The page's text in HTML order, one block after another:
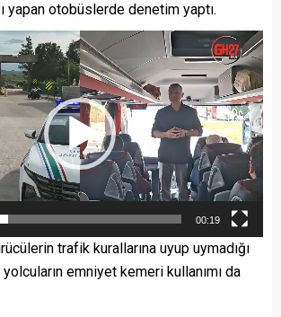
yapan otobüslerde denetim yaptı.
00:19
trafik kurallarına uyup uymadığı
emniyet kemeri kullanımı da